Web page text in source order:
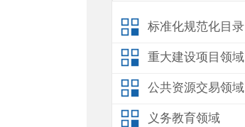
标准化规范化目录
重大建设项目领域
公共资源交易领域
义务教育领域